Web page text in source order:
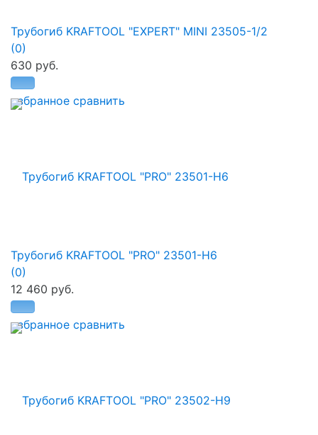
избранное сравнить
Трубогиб KRAFTOOL "EXPERT" MINI 23505-1/2
(0)
630 руб.
избранное сравнить
Трубогиб KRAFTOOL "PRO" 23501-H6
(0)
12 460 руб.